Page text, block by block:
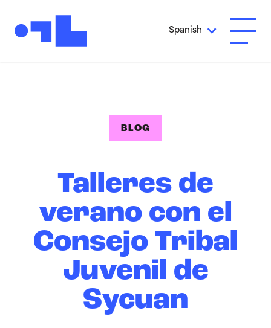
Spanish Abrir
BLOG
Talleres de
verano con el
Consejo Tribal
Juvenil de
Sycuan